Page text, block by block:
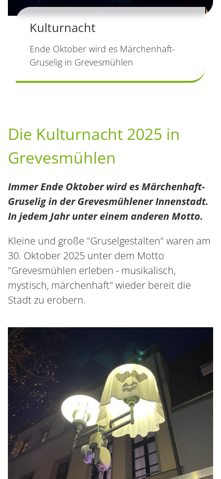
Kulturnacht
Ende Oktober wird es Märchenhaft-
Gruselig in Grevesmühlen
Die Kulturnacht 2025 in
Grevesmühlen
Immer Ende Oktober wird es Märchenhaft-
Gruselig in der Grevesmühlener Innenstadt.
In jedem Jahr unter einem anderen Motto.
Kleine und große "Gruselgestalten" waren am
30. Oktober 2025 unter dem Motto
"Grevesmühlen erleben - musikalisch,
mystisch, märchenhaft" wieder bereit die
Stadt zu erobern.